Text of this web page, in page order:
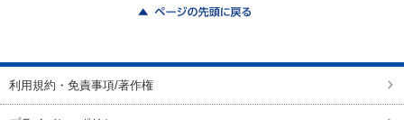
利用規約・免責事項/著作権